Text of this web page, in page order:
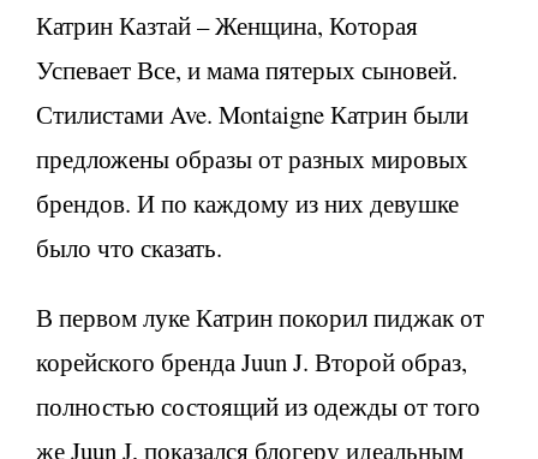
Катрин Казтай – Женщина, Которая
Успевает Все, и мама пятерых сыновей.
Стилистами Ave. Montaigne Катрин были
предложены образы от разных мировых
брендов. И по каждому из них девушке
было что сказать.
В первом луке Катрин покорил пиджак от
корейского бренда Juun J. Второй образ,
полностью состоящий из одежды от того
же Juun J, показался блогеру идеальным